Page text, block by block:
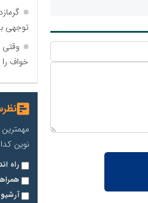
توجهی
خواف
نوین
راه